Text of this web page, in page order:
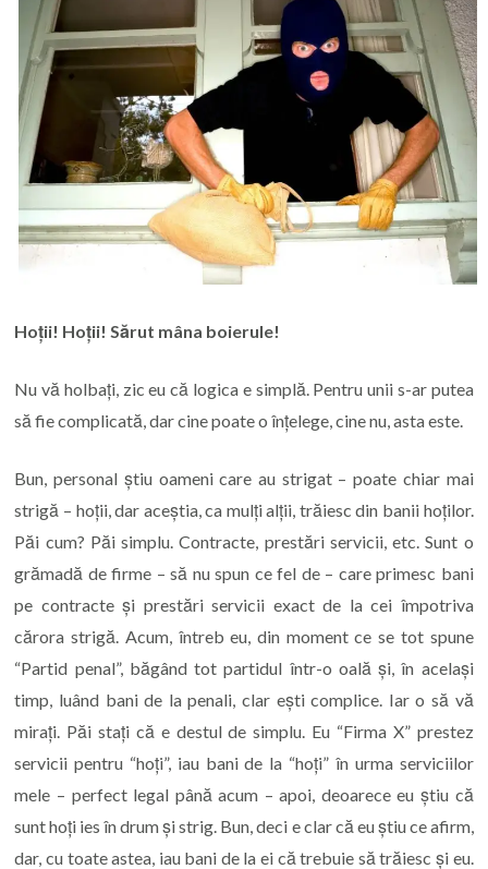
Hoții! Hoții! Sărut mâna boierule!
Nu vă holbați, zic eu că logica e simplă. Pentru unii s-ar putea
să fie complicată, dar cine poate o înțelege, cine nu, asta este.
Bun, personal știu oameni care au strigat – poate chiar mai
strigă – hoții, dar aceștia, ca mulți alții, trăiesc din banii hoților.
Păi cum? Păi simplu. Contracte, prestări servicii, etc. Sunt o
grămadă de firme – să nu spun ce fel de – care primesc bani
pe contracte și prestări servicii exact de la cei împotriva
cărora strigă. Acum, întreb eu, din moment ce se tot spune
“Partid penal”, băgând tot partidul într-o oală și, în același
timp, luând bani de la penali, clar ești complice. Iar o să vă
mirați. Păi stați că e destul de simplu. Eu “Firma X” prestez
servicii pentru “hoți”, iau bani de la “hoți” în urma serviciilor
mele – perfect legal până acum – apoi, deoarece eu știu că
sunt hoți ies în drum și strig. Bun, deci e clar că eu știu ce afirm,
dar, cu toate astea, iau bani de la ei că trebuie să trăiesc și eu.